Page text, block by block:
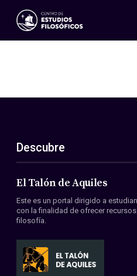
Eventos
ES
EN
Acerca de nosotros
Miembros
Convenios
Descubre
El Talón de Aquiles
Este es un portal dirigido a
con la finalidad de ofrecer
filosofía.